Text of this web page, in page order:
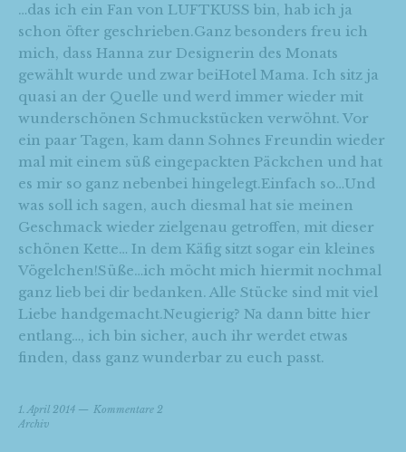
…das ich ein Fan von LUFTKUSS bin, hab ich ja
schon öfter geschrieben.Ganz besonders freu ich
mich, dass Hanna zur Designerin des Monats
gewählt wurde und zwar beiHotel Mama. Ich sitz ja
quasi an der Quelle und werd immer wieder mit
wunderschönen Schmuckstücken verwöhnt. Vor
ein paar Tagen, kam dann Sohnes Freundin wieder
mal mit einem süß eingepackten Päckchen und hat
es mir so ganz nebenbei hingelegt.Einfach so…Und
was soll ich sagen, auch diesmal hat sie meinen
Geschmack wieder zielgenau getroffen, mit dieser
schönen Kette… In dem Käfig sitzt sogar ein kleines
Vögelchen!Süße…ich möcht mich hiermit nochmal
ganz lieb bei dir bedanken. Alle Stücke sind mit viel
Liebe handgemacht.Neugierig? Na dann bitte hier
entlang…, ich bin sicher, auch ihr werdet etwas
finden, dass ganz wunderbar zu euch passt.
1. April 2014
Kommentare 2
Archiv